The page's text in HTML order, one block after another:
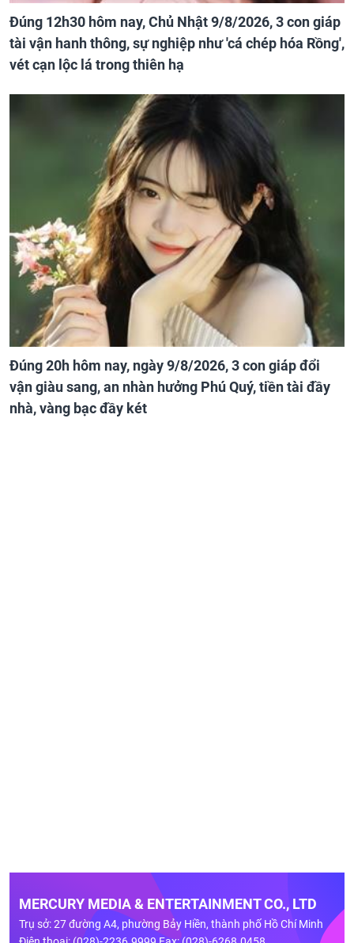
Đúng 12h30 hôm nay, Chủ Nhật 9/8/2026, 3 con giáp
tài vận hanh thông, sự nghiệp như 'cá chép hóa Rồng',
vét cạn lộc lá trong thiên hạ
Đúng 20h hôm nay, ngày 9/8/2026, 3 con giáp đổi
vận giàu sang, an nhàn hưởng Phú Quý, tiền tài đầy
nhà, vàng bạc đầy két
MERCURY MEDIA & ENTERTAINMENT CO., LTD
Trụ sở: 27 đường A4, phường Bảy Hiền, thành phố Hồ Chí Minh